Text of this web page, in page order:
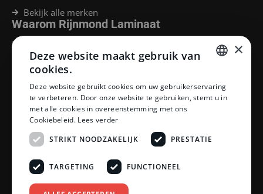
Bekijk alle merken
Waarom Rijnmond Laminaat
Legservice
Laminaat Capelle aan den Ijssel
Laminaat voor vloerverwarming
Klantenservice
Betaalmethoden
Openingstijden showroom
Afhalen en bezorgen
Retourprocedure
Veelgestelde vragen
Legservice
Neem contact op
DUTCH
×
Deze website maakt gebruik van
cookies.
Deze website gebruikt cookies om uw gebruikerservaring
te verbeteren. Door onze website te gebruiken, stemt u in
met alle cookies in overeenstemming met ons
Cookiebeleid. Lees verder
STRIKT NOODZAKELIJK
PRESTATIE
TARGETING FUNCTIONEEL